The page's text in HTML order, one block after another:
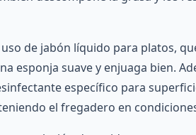
de jabón líquido para platos,
esponja suave y enjuaga bien.
específico para
el fregadero en